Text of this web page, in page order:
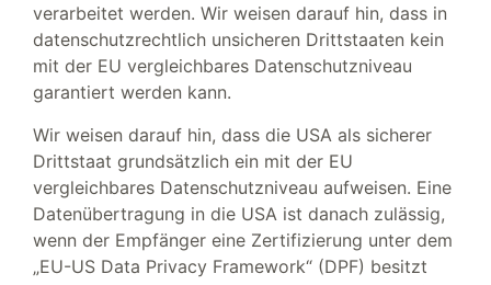
verarbeitet werden. Wir weisen darauf hin, dass in
datenschutzrechtlich unsicheren Drittstaaten kein
mit der EU vergleichbares Datenschutzniveau
garantiert werden kann.
Wir weisen darauf hin, dass die USA als sicherer
Drittstaat grundsätzlich ein mit der EU
vergleichbares Datenschutzniveau aufweisen. Eine
Datenübertragung in die USA ist danach zulässig,
wenn der Empfänger eine Zertifizierung unter dem
„EU-US Data Privacy Framework“ (DPF) besitzt